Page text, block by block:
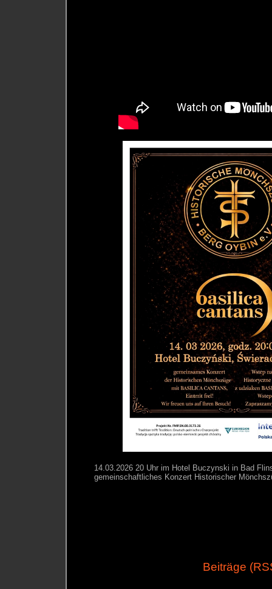
14.03.2026 20 Uhr im Hotel Buczynski in Bad
gemeinschaftliches Konzert Historischer
Beiträge